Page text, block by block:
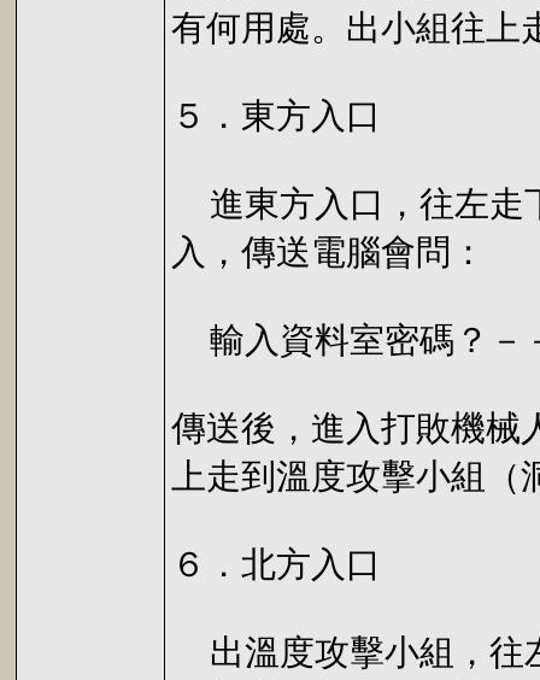
有何用處。出小組往上
５．東方入口
進東方入口，往左走
入，傳送電腦會問：
輸入資料室密碼？－
傳送後，進入打敗機械
上走到溫度攻擊小組（
６．北方入口
出溫度攻擊小組，往